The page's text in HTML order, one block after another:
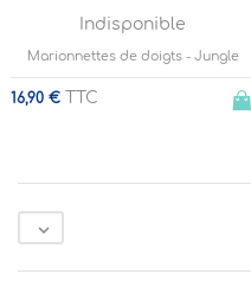
Indisponible
Marionnettes de doigts - Jungle
16,90 € TTC
